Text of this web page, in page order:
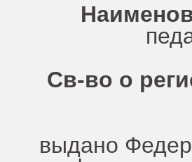
Св-во о
выдано